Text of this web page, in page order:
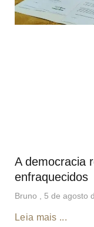
A democracia
enfraquecidos
Bruno 5 de agosto
Leia mais ...